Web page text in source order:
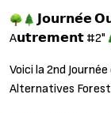
𝗝𝗼𝘂𝗿𝗻𝗲́𝗲
A𝘂𝘁𝗿𝗲𝗺𝗲𝗻𝘁 #2"
Voici la 2nd
Alternatives